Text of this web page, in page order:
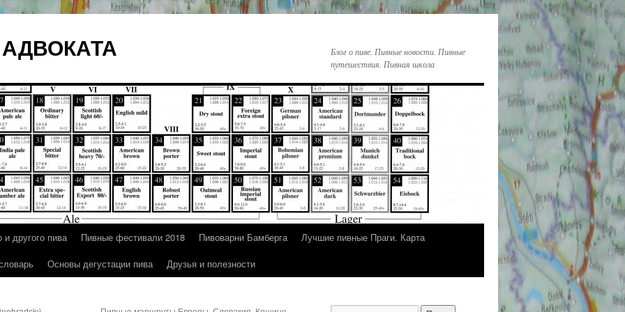
Блог о пиве. Пивные новости. Пивные
путешествия. Пивная школа
другого пива Пивные фестивали 2018 Пивоварни Бамберга
Лучшие пивные Праги. Карта
Основы дегустации пива Друзья и полезности